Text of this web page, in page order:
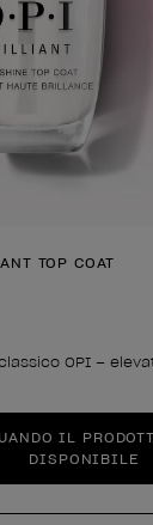
TOP COAT
OPI –
IL
DISPONIBILE